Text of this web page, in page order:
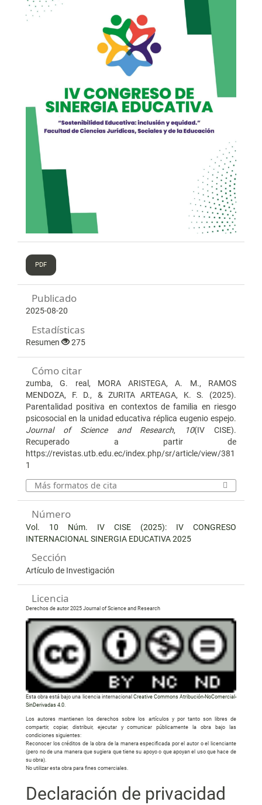
PDF
Publicado
2025-08-20
Estadísticas
Resumen 275
Cómo citar
zumba, G. real, MORA ARISTEGA, A. M., RAMOS
MENDOZA, F. D., & ZURITA ARTEAGA, K. S. (2025).
Parentalidad positiva en contextos de familia en riesgo
psicosocial en la unidad educativa réplica eugenio espejo.
Journal of Science and Research, 10(IV CISE).
Recuperado a partir de
https://revistas.utb.edu.ec/index.php/sr/article/view/381
1
Más formatos de cita
Número
Vol. 10 Núm. IV CISE (2025): IV CONGRESO
INTERNACIONAL SINERGIA EDUCATIVA 2025
Sección
Artículo de Investigación
Licencia
Derechos de autor 2025 Journal of Science and Research
Esta obra está bajo una licencia internacionalCreative Commons Atribución-NoComercial-
SinDerivadas 4.0
Los autores mantienen los derechos sobre los artículos y por tanto son libres de
compartir, copiar, distribuir, ejecutar y comunicar públicamente la obra bajo las
condiciones siguientes:
Reconocer los créditos de la obra de la manera especificada por el autor o el licenciante
(pero no de una manera que sugiera que tiene su apoyo o que apoyan el uso que hace de
su obra).
No utilizar esta obra para fines comerciales.
Declaración de privacidad